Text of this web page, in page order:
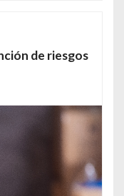
de riesgos